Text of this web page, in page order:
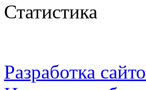
Статистика
Разработка